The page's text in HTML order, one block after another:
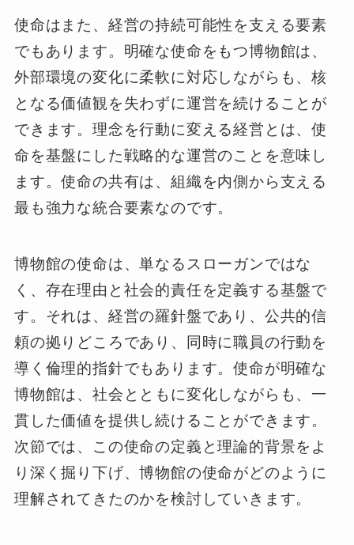
使命はまた、経営の持続可能性を支える要素
でもあります。明確な使命をもつ博物館は、
外部環境の変化に柔軟に対応しながらも、核
となる価値観を失わずに運営を続けることが
できます。理念を行動に変える経営とは、使
命を基盤にした戦略的な運営のことを意味し
ます。使命の共有は、組織を内側から支える
最も強力な統合要素なのです。
博物館の使命は、単なるスローガンではな
く、存在理由と社会的責任を定義する基盤で
す。それは、経営の羅針盤であり、公共的信
頼の拠りどころであり、同時に職員の行動を
導く倫理的指針でもあります。使命が明確な
博物館は、社会とともに変化しながらも、一
貫した価値を提供し続けることができます。
次節では、この使命の定義と理論的背景をよ
り深く掘り下げ、博物館の使命がどのように
理解されてきたのかを検討していきます。